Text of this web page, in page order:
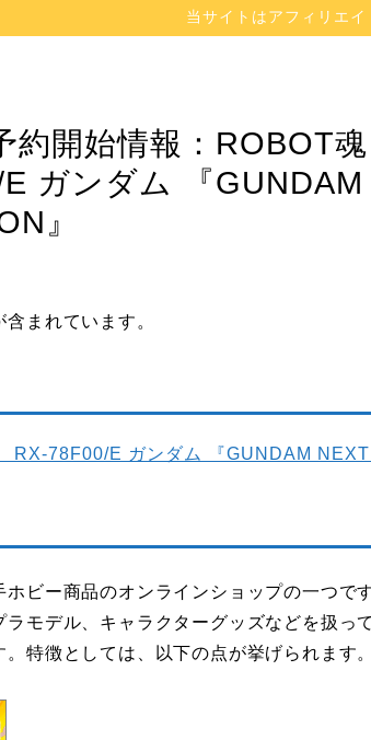
当サイトはアフィリエイ
約開始情報：ROBOT
ガンダム 『GUNDAM
』
まれています。
RX-78F00/E ガンダム 『GUNDAM
ホビー商品のオンラインショップの一つで
モデル、キャラクターグッズなどを扱っ
特徴としては、以下の点が挙げられます。